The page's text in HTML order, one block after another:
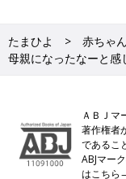
たまひよ 赤ちゃ
母親になったなーと
ＡＢＪマ
著作権者
であるこ
ABJマー
はこち